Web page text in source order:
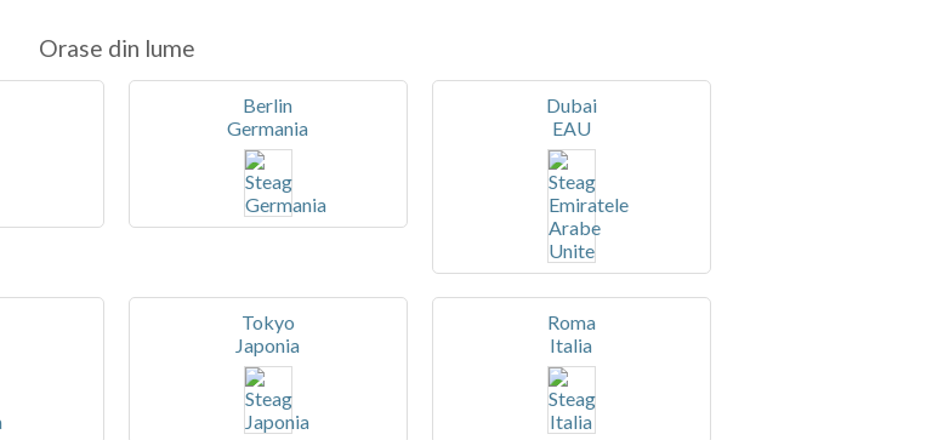
Orase din lume
Berlin
Germania
Dubai
EAU
Tokyo
Japonia
Roma
Italia